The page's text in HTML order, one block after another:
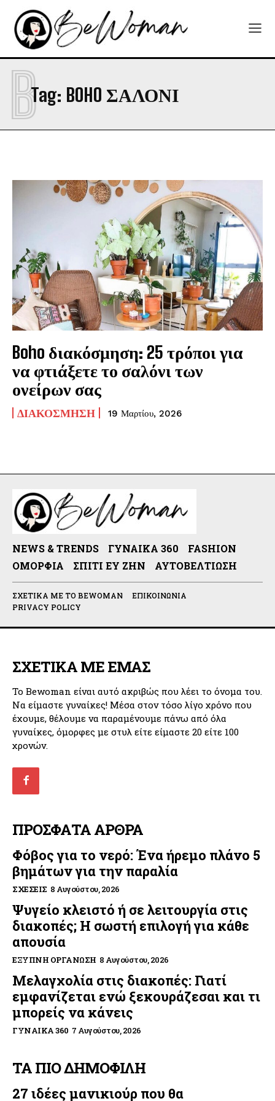
Tag: BOHO ΣΑΛΟΝΙ
B
Boho διακόσμηση: 25 τρόποι για
να φτιάξετε το σαλόνι των
ονείρων σας
ΔΙΑΚΌΣΜΗΣΗ 19 Μαρτίου, 2026
NEWS & TRENDS ΓΥΝΑΊΚΑ 360
FASHION
ΟΜΟΡΦΙΆ
ΣΠΊΤΙ ΕΥ ΖΗΝ ΑΥΤΟΒΕΛΤΊΩΣΗ
ΣΧΕΤΙΚΆ ΜΕ ΤΟ BEWOMAN
ΕΠΙΚΟΙΝΩΝΊΑ
PRIVACY POLICY
ΣΧΕΤΙΚΑ ΜΕ ΕΜΑΣ
Το Bewoman είναι αυτό ακριβώς που λέει το όνομα του.
Να είμαστε γυναίκες! Μέσα στον τόσο λίγο χρόνο που
έχουμε, θέλουμε να παραμένουμε πάνω από όλα
γυναίκες, όμορφες με στυλ είτε είμαστε 20 είτε 100
χρονών.
ΠΡΟΣΦΑΤΑ ΑΡΘΡΑ
Φόβος για το νερό: Ένα ήρεμο πλάνο 5
βημάτων για την παραλία
ΣΧΈΣΕΙΣ 8 Αυγούστου, 2026
Ψυγείο κλειστό ή σε λειτουργία στις
διακοπές; Η σωστή επιλογή για κάθε
απουσία
ΈΞΥΠΝΗ ΟΡΓΆΝΩΣΗ 8 Αυγούστου, 2026
Μελαγχολία στις διακοπές: Γιατί
εμφανίζεται ενώ ξεκουράζεσαι και τι
μπορείς να κάνεις
ΓΥΝΑΊΚΑ 360 7 Αυγούστου, 2026
ΤΑ ΠΙΟ ΔΗΜΟΦΙΛΗ
27 ιδέες μανικιούρ που θα